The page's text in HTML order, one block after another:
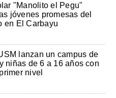
"Manolito el Pegu"
jóvenes promesas del
en El Carbayu
lanzan un campus de
niñas de 6 a 16 años con
nivel